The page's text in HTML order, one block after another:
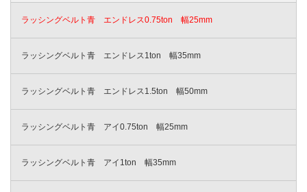
ラッシングベルト青 エンドレス0.75ton 幅25mm
ラッシングベルト青 エンドレス1ton 幅35mm
ラッシングベルト青 エンドレス1.5ton 幅50mm
ラッシングベルト青 アイ0.75ton 幅25mm
ラッシングベルト青 アイ1ton 幅35mm